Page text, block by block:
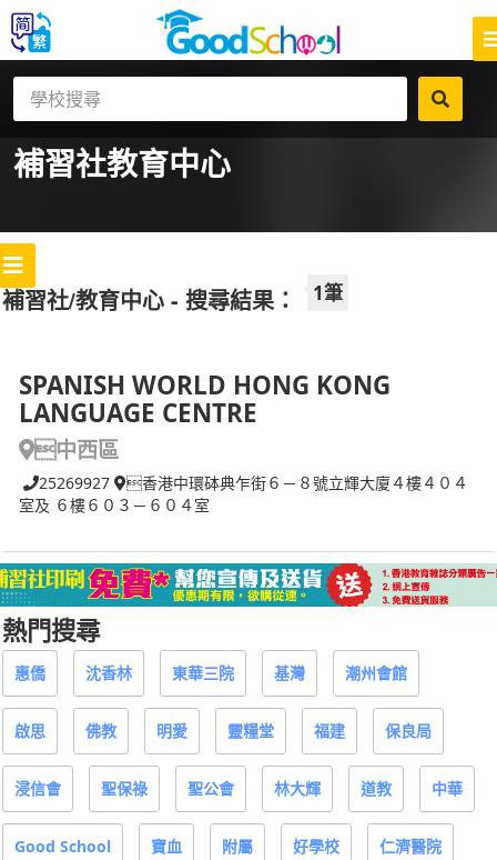
補習社教育中心
補習社/教育中心 - 搜尋結果： 1筆
SPANISH WORLD HONG KONG
LANGUAGE CENTRE
中西區
25269927
香港中環砵典乍街６－８號立輝大廈４樓４０４
室及 ６樓６０３－６０４室
熱門搜尋
惠僑 沈香林 東華三院 基灣 潮州會館
啟思 佛教 明愛 靈糧堂 福建 保良局
浸信會 聖保祿 聖公會 林大輝 道教 中華
Good School 寶血 附屬 好學校 仁濟醫院